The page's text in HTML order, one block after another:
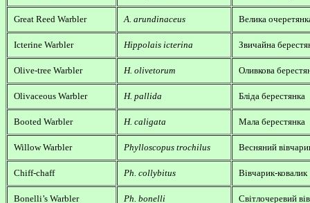
Great Reed Warbler A. arundinaceus Велика
Icterine Warbler Hippolais icterina Звичайна
Olive-tree Warbler H. olivetorum Оливкова
Olivaceous Warbler H. pallida Бліда берестянка
Booted Warbler H. caligata Мала берестянка
Willow Warbler Phylloscopus trochilus Весняний
Chiff-chaff Ph. collybitus Вівчарик-ковалик
Bonelli’s Warbler Ph. bonelli Світлочеревий